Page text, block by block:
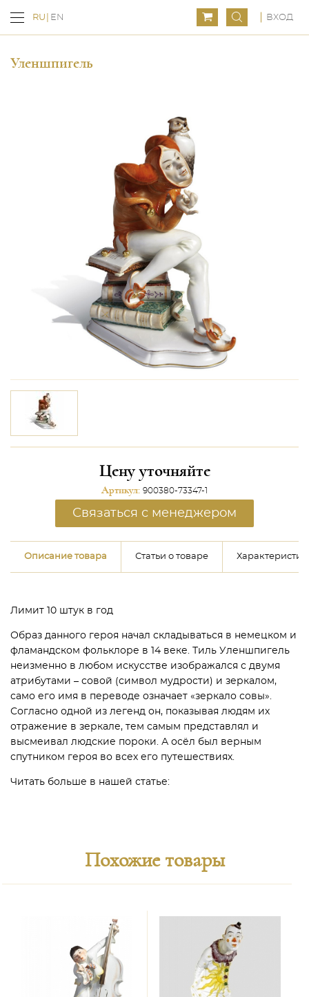
RU EN ВХОД
Уленшпигель
Цену уточняйте
Артикул: 900380-73347-1
Связаться с менеджером
Описание товара Статьи о товаре
Лимит 10 штук в год
Образ данного героя начал складываться в немецком и
фламандском фольклоре в 14 веке. Тиль Уленшпигель
неизменно в любом искусстве изображался с двумя
атрибутами – совой (символ мудрости) и зеркалом,
само его имя в переводе означает «зеркало совы».
Согласно одной из легенд он, показывая людям их
отражение в зеркале, тем самым представлял и
высмеивал людские пороки. А осёл был верным
спутником героя во всех его путешествиях.
Читать больше в нашей статье:
Похожие товары